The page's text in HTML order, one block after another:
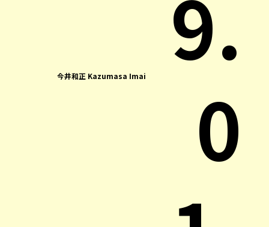
今井和正 Kazumasa Imai
9.
0